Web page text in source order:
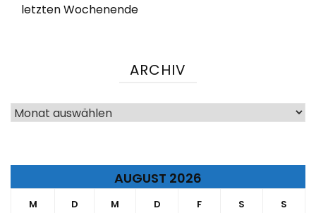
letzten Wochenende
ARCHIV
Archiv
AUGUST 2026
M D M D F S S